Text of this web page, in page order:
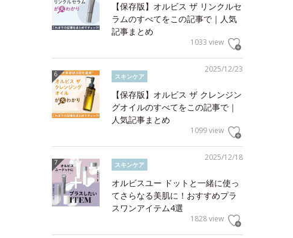
【保存版】オルビス ザ リンクルセ
ラムのすべてをこの記事で｜人気
記事まとめ
1033 view
2025/12/23
スキンケア
【保存版】オルビス ザ クレンジン
グオイルのすべてをこの記事で｜
人気記事まとめ
1099 view
2025/12/18
スキンケア
オルビスユー ドットと一緒に使っ
てさらなる美肌に！おすすめプラ
スワンアイテム4選
1828 view